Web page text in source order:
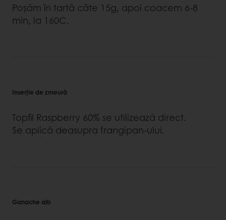
Poşăm în tartă câte 15g, apoi coacem 6-8
min, la 160C.
Inserţie de zmeură
Topfil Raspberry 60% se utilizează direct.
Se aplică deasupra frangipan-ului.
Ganache alb